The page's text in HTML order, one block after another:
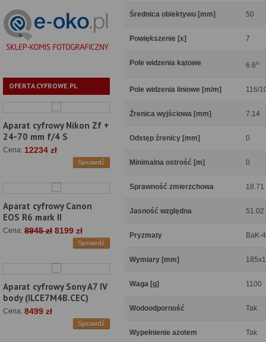
OFERTA CYFROWE.PL
Aparat cyfrowy Nikon Zf +
24-70 mm f/4 S
Cena: 12234 zł
Sprawdź
Aparat cyfrowy Canon
EOS R6 mark II
Cena: 8945 zł 8199 zł
Sprawdź
Aparat cyfrowy Sony A7 IV
body (ILCE7M4B.CEC)
Cena: 8499 zł
Sprawdź
Średnica obiektywu [mm] 50
Powiększenie [x] 7
Pole widzenia kątowe 6.6o
Pole widzenia liniowe [m/m] 116/
Źrenica wyjściowa [mm] 7.14
Odstęp źrenicy [mm] 0
Minimalna ostrość [m] 0
Sprawność zmierzchowa 18.71
Jasność względna 51.02
Pryzmaty BaK-
Wymiary [mm]
Waga [g] 1100
Wodoodporność Tak
Wypełnienie azotem Tak